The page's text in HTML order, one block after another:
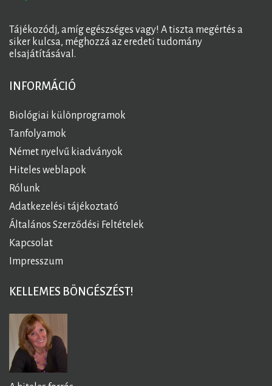
Tájékozódj, amíg egészséges vagy! A tiszta megértés a
siker kulcsa, méghozzá az eredeti tudomány
elsajátításával.
INFORMÁCIÓ
Biológiai különprogramok
Tanfolyamok
Német nyelvű kiadványok
Hiteles weblapok
Rólunk
Adatkezelési tájékoztató
Általános Szerződési Feltételek
Kapcsolat
Impresszum
KELLEMES BÖNGÉSZÉST!